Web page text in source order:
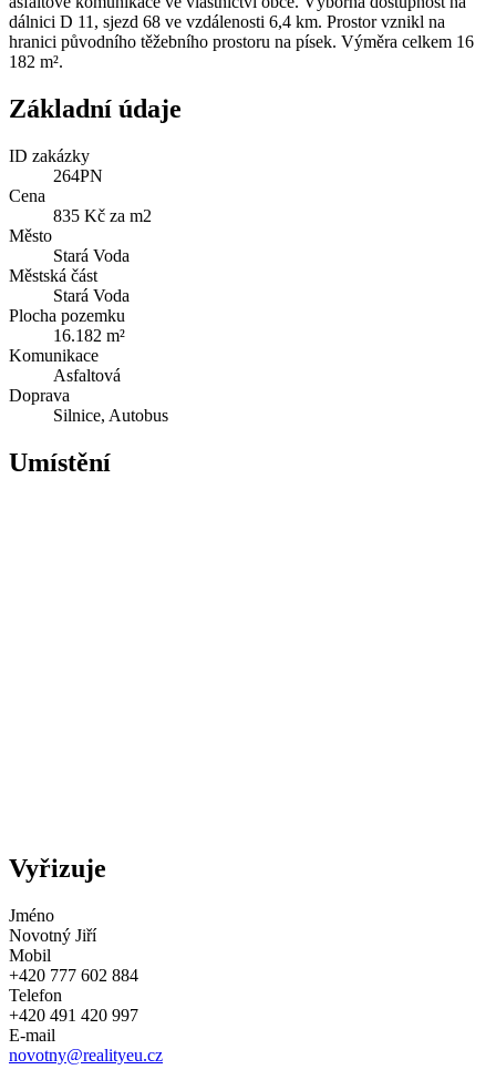
dálnici D 11, sjezd 68 ve vzdálenosti 6,4 km. Prostor vznikl na
hranici původního těžebního prostoru na písek. Výměra celkem 16
182 m².
Základní údaje
ID zakázky
264PN
Cena
835 Kč za m2
Město
Stará Voda
Městská část
Stará Voda
Plocha pozemku
16.182 m²
Komunikace
Asfaltová
Doprava
Silnice, Autobus
Umístění
Vyřizuje
Jméno
Novotný Jiří
Mobil
+420 777 602 884
Telefon
+420 491 420 997
E-mail
novotny@realityeu.cz